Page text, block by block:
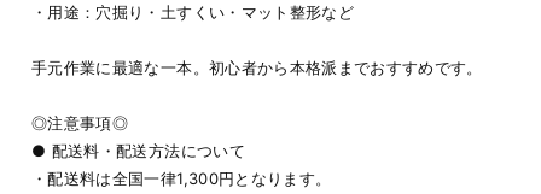
・用途：穴掘り・土すくい・マット整形など
手元作業に最適な一本。初心者から本格派までおすすめです。
◎注意事項◎
● 配送料・配送方法について
・配送料は全国一律1,300円となります。